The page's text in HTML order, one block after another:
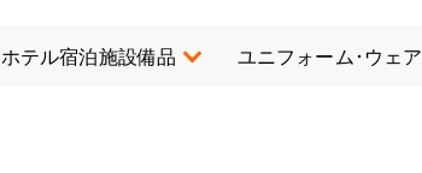
ホテル宿泊施設備品 ユニフォーム･ウェア